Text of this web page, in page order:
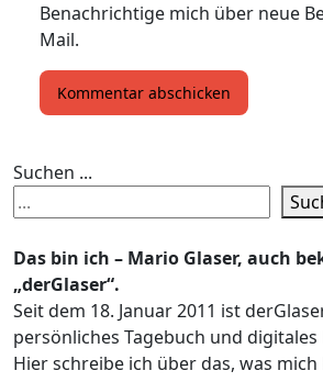
Benachrichtige mich über neue
Mail.
Suchen ...
Das bin ich – Mario Glaser, auch
„derGlaser“.
Seit dem 18. Januar 2011 ist
persönliches Tagebuch und
Hier schreibe ich über das, was